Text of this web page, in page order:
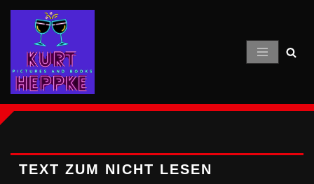
Inhalt
springen
TEXT ZUM NICHT LESEN